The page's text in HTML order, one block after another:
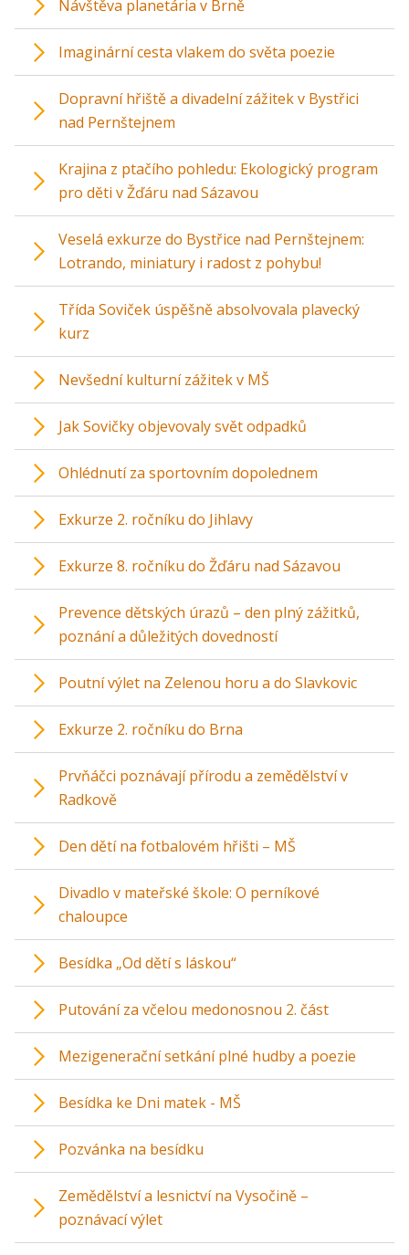
Návštěva planetária v Brně
Imaginární cesta vlakem do světa poezie
Dopravní hřiště a divadelní zážitek v Bystřici
nad Pernštejnem
Krajina z ptačího pohledu: Ekologický program
pro děti v Žďáru nad Sázavou
Veselá exkurze do Bystřice nad Pernštejnem:
Lotrando, miniatury i radost z pohybu!
Třída Soviček úspěšně absolvovala plavecký
kurz
Nevšední kulturní zážitek v MŠ
Jak Sovičky objevovaly svět odpadků
Ohlédnutí za sportovním dopolednem
Exkurze 2. ročníku do Jihlavy
Exkurze 8. ročníku do Žďáru nad Sázavou
Prevence dětských úrazů – den plný zážitků,
poznání a důležitých dovedností
Poutní výlet na Zelenou horu a do Slavkovic
Exkurze 2. ročníku do Brna
Prvňáčci poznávají přírodu a zemědělství v
Radkově
Den dětí na fotbalovém hřišti – MŠ
Divadlo v mateřské škole: O perníkové
chaloupce
Besídka „Od dětí s láskou“
Putování za včelou medonosnou 2. část
Mezigenerační setkání plné hudby a poezie
Besídka ke Dni matek - MŠ
Pozvánka na besídku
Zemědělství a lesnictví na Vysočině –
poznávací výlet